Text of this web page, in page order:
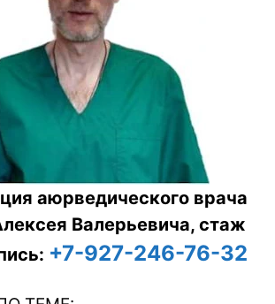
аюрведического врача
Валерьевича, стаж
+7-927-246-76-32